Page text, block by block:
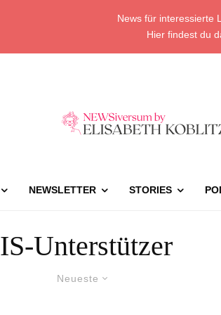
News für interessierte
Hier findest du
NEWSLETTER STORIES
IS-Unterstützer
Neueste